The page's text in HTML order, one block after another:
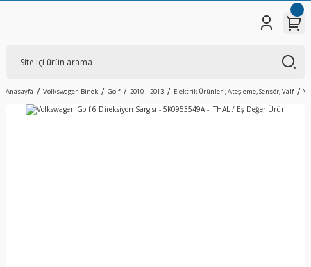
Anasayfa Volkswagen Binek Golf 2010---2013 Elektrik Ürünleri; Ateşleme, Sensör, Valf